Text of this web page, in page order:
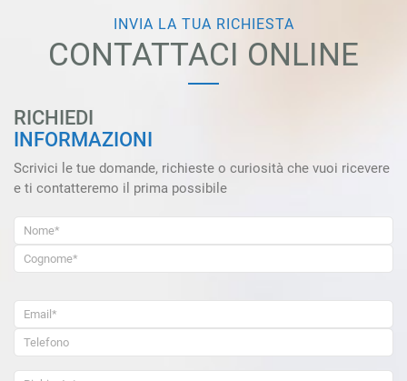
INVIA LA TUA RICHIESTA
CONTATTACI ONLINE
RICHIEDI
INFORMAZIONI
Scrivici le tue domande, richieste o curiosità che vuoi ricevere
e ti contatteremo il prima possibile